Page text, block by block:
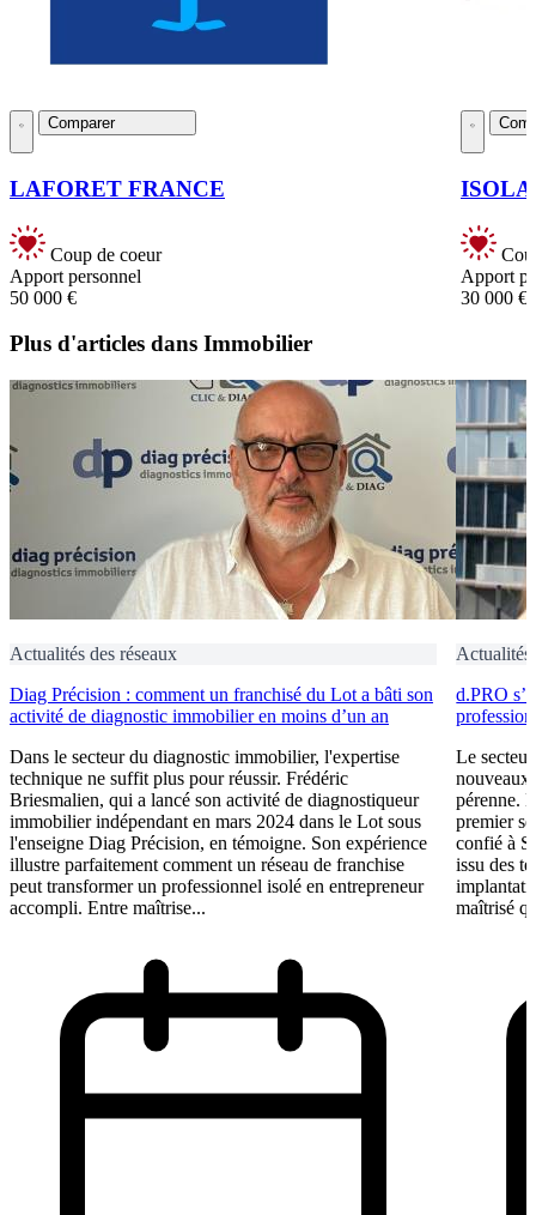
Comparer
LAFORET FRANCE
Coup de coeur
Apport personnel
50 000 €
Apport
30 000 €
Plus d'articles dans Immobilier
Actualités des réseaux
Diag Précision : comment un franchisé du Lot a bâti son
activité de diagnostic immobilier en moins d’un an
Dans le secteur du diagnostic immobilier, l'expertise
technique ne suffit plus pour réussir. Frédéric
Briesmalien, qui a lancé son activité de diagnostiqueur
immobilier indépendant en mars 2024 dans le Lot sous
l'enseigne Diag Précision, en témoigne. Son expérience
illustre parfaitement comment un réseau de franchise
peut transformer un professionnel isolé en entrepreneur
accompli. Entre maîtrise...
Actualités
d.PRO
Le
nouveaux
pérenne.
premier
confié à
issu des
maîtrisé